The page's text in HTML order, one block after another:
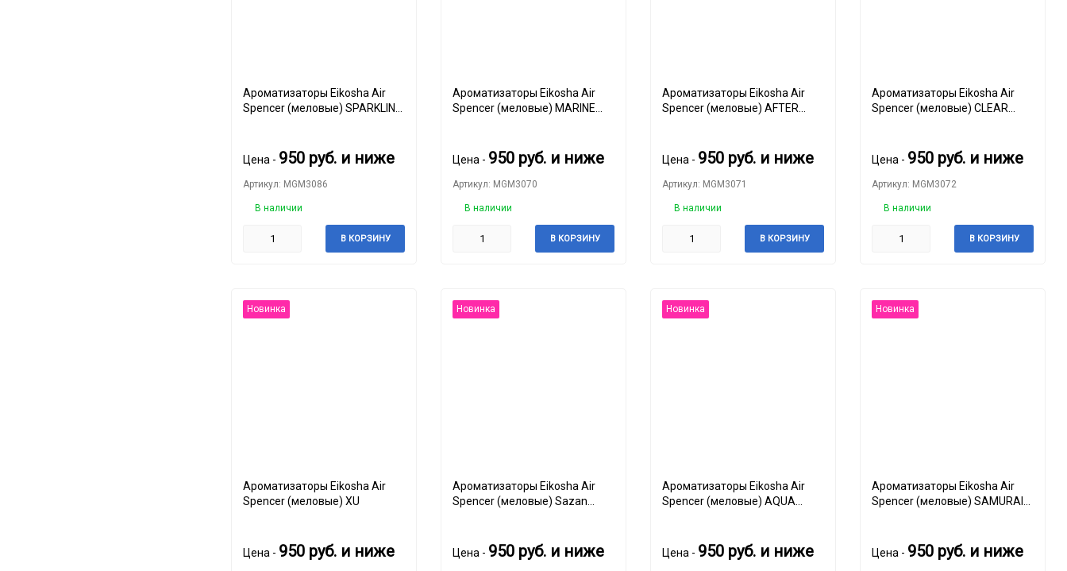
Ароматизаторы Eikosha Air
Spencer (меловые) SPARKLING
Цена - 950 руб. и ниже
Артикул: MGM3086
В наличии
В КОРЗИНУ
Ароматизаторы Eikosha Air
Spencer (меловые) MARINE
Цена - 950 руб. и ниже
Артикул: MGM3070
В наличии
В КОРЗИНУ
Ароматизаторы Eikosha Air
Spencer (меловые) AFTER
Цена - 950 руб. и ниже
Артикул: MGM3071
В наличии
В КОРЗИНУ
Ароматизаторы Eikosha Air
Spencer (меловые) CLEAR
Цена - 950 руб. и ниже
Артикул: MGM3072
В наличии
В КОРЗИНУ
Новинка
Ароматизаторы Eikosha Air
Spencer (меловые) XU
Цена - 950 руб. и ниже
Новинка
Ароматизаторы Eikosha Air
Spencer (меловые) Sazan
Цена - 950 руб. и ниже
Новинка
Ароматизаторы Eikosha Air
Spencer (меловые) AQUA
Цена - 950 руб. и ниже
Новинка
Ароматизаторы Eikosha Air
Spencer (меловые) SAMURAI
Цена - 950 руб. и ниже